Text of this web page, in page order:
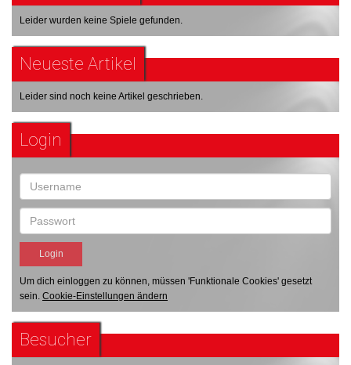
Leider wurden keine Spiele gefunden.
Neueste Artikel
Leider sind noch keine Artikel geschrieben.
Login
Um dich einloggen zu können, müssen 'Funktionale Cookies' gesetzt
sein. Cookie-Einstellungen ändern
Besucher